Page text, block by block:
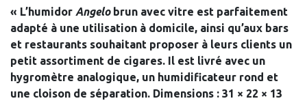
« L’humidor Angelobrun avec vitre est parfaitement
adapté à une utilisation à domicile, ainsi qu’aux bars
et restaurants souhaitant proposer à leurs clients un
petit assortiment de cigares. Il est livré avec un
hygromètre analogique, un humidificateur rond et
une cloison de séparation. Dimensions : 31 × 22 × 13